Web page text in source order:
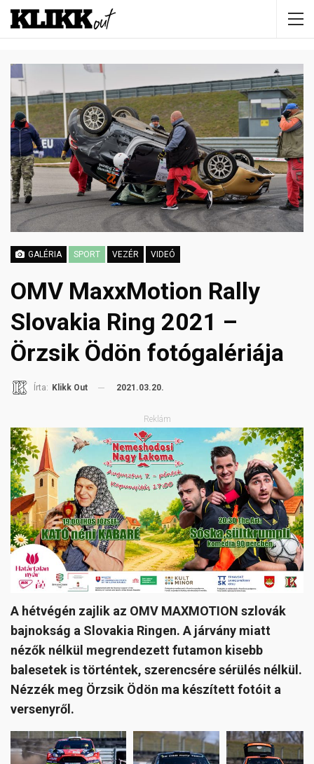
GALÉRIA SPORT VEZÉR VIDEÓ
OMV MaxxMotion Rally
Slovakia Ring 2021 –
Örzsik Ödön fotógalériája
Írta: Klikk Out 2021.03.20.
Reklám
A hétvégén zajlik az OMV MAXMOTION szlovák
bajnokság a Slovakia Ringen. A járvány miatt
nézők nélkül megrendezett futamon kisebb
balesetek is történtek, szerencsére sérülés nélkül.
Nézzék meg Örzsik Ödön ma készített fotóit a
versenyről.